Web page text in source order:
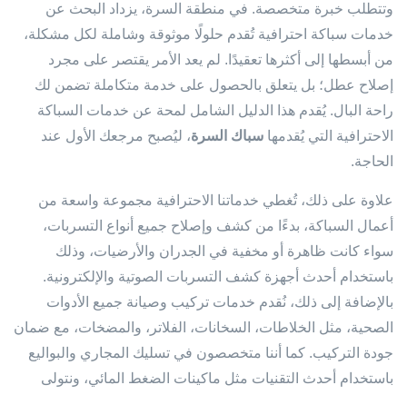
وتتطلب خبرة متخصصة. في منطقة السرة، يزداد البحث عن
خدمات سباكة احترافية تُقدم حلولًا موثوقة وشاملة لكل مشكلة،
من أبسطها إلى أكثرها تعقيدًا. لم يعد الأمر يقتصر على مجرد
إصلاح عطل؛ بل يتعلق بالحصول على خدمة متكاملة تضمن لك
راحة البال. يُقدم هذا الدليل الشامل لمحة عن خدمات السباكة
الاحترافية التي يُقدمها سباك السرة، ليُصبح مرجعك الأول عند
الحاجة.
علاوة على ذلك، تُغطي خدماتنا الاحترافية مجموعة واسعة من
أعمال السباكة، بدءًا من كشف وإصلاح جميع أنواع التسربات،
سواء كانت ظاهرة أو مخفية في الجدران والأرضيات، وذلك
باستخدام أحدث أجهزة كشف التسربات الصوتية والإلكترونية.
بالإضافة إلى ذلك، نُقدم خدمات تركيب وصيانة جميع الأدوات
الصحية، مثل الخلاطات، السخانات، الفلاتر، والمضخات، مع ضمان
جودة التركيب. كما أننا متخصصون في تسليك المجاري والبواليع
باستخدام أحدث التقنيات مثل ماكينات الضغط المائي، ونتولى